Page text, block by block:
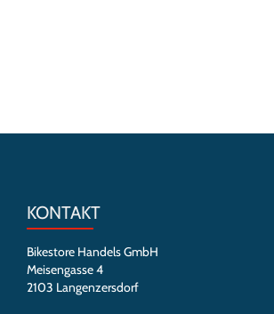
KONTAKT
Bikestore Handels GmbH
Meisengasse 4
2103 Langenzersdorf